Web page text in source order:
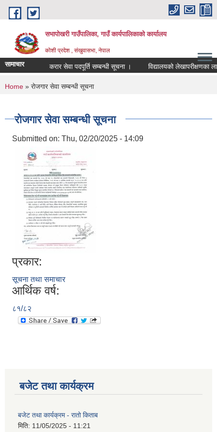
Skip to main content
सभापोखरी गाउँपालिका, गाउँ कार्यपालिकाको कार्यालय
कोशी प्रदेश , संखुवासभा, नेपाल
सामाचार करार सेवा पदपूर्ति सम्बन्धी सूचना ।
You are here
Home » रोजगार सेवा सम्बन्धी सूचना
रोजगार सेवा सम्बन्धी सूचना
Submitted on: Thu, 02/20/2025 - 14:09
प्रकार:
सूचना तथा समाचार
आर्थिक वर्ष:
८१/८२
बजेट तथा कार्यक्रम
बजेट तथा कार्यक्रम - रातो किताब
मिति: 11/05/2025 - 11:21